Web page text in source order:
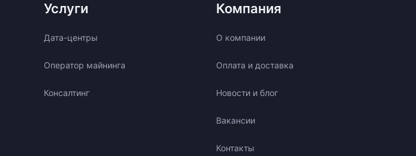
Услуги
Дата-центры
Оператор майнинга
Консалтинг
Компания
О компании
Оплата и доставка
Новости и блог
Вакансии
Контакты